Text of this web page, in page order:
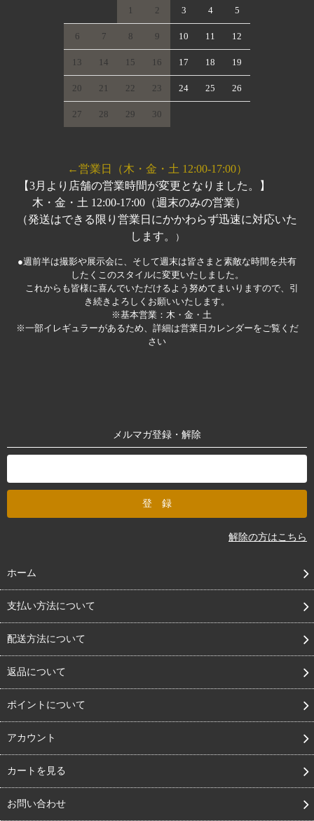
1 2 3 4 5
6 7 8 9 10 11 12
13 14 15 16 17 18 19
20 21 22 23 24 25 26
27 28 29 30
←営業日（木・金・土 12:00-17:00）
【3月より店舗の営業時間が変更となりました。】
木・金・土 12:00-17:00（週末のみの営業）
（発送はできる限り営業日にかかわらず迅速に対応いた
します。
）
●週前半は撮影や展示会に、そして週末は皆さまと素敵な時間を共有
したくこのスタイルに変更いたしました。
これからも皆様に喜んでいただけるよう努めてまいりますので、引
き続きよろしくお願いいたします。
※基本営業：木・金・土
※一部イレギュラーがあるため、詳細は営業日カレンダーをご覧くだ
さい
メルマガ登録・解除
解除の方はこちら
ホーム
支払い方法について
配送方法について
返品について
ポイントについて
アカウント
カートを見る
お問い合わせ